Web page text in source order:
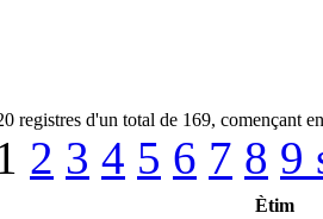
registres d'un total de 169, començant
2 3 4 5 6 7 8 9
Ètim